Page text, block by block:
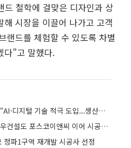
드 철학에 걸맞은 디자인과 상
해 시장을 이끌어 나가고 고객
랜드를 체험할 수 있도록 차별
다”고 말했다.
김보현 대우건설 사장 “AI·디지털 기술 적극 도입...생산성 극대화·안전 최우선으로”
광주 챔피언스시티, 대우건설도 포스코이앤씨 이어 시공권 포기
청파1구역 재개발 시공사 선정